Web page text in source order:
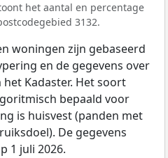
het aantal en percentage
3132.
woningen zijn gebaseerd
en de gegevens over
Kadaster. Het soort
bepaald voor
is huisvest (panden met
De gegevens
1 juli 2026.